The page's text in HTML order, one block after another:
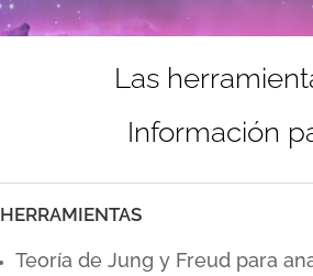
Las
Información
HERRAMIENTAS
Teoría de Jung y Freud para